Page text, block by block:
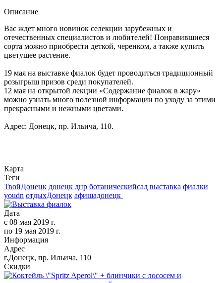
Описание
Вас ждет много новинок селекции зарубежных и
отечественных специалистов и любителей! Понравившиеся
сорта можно приобрести деткой, черенком, а также купить
цветущее растение.
19 мая на выставке фиалок будет проводиться традиционный
розыгрыш призов среди покупателей.
12 мая на открытой лекции «Содержание фиалок в жару»
можно узнать много полезной информации по уходу за этими
прекрасными и нежными цветами.
Адрес: Донецк, пр. Ильича, 110.
Карта
Теги
ТвойДонецк донецк днр ботаническийсад выставка фиалки
youdn отдыхДонецк афишадонецк ​
Дата
с 08 мая 2019 г.
по 19 мая 2019 г.
Информация
Адрес
г.Донецк, пр. Ильича, 110
Скидки